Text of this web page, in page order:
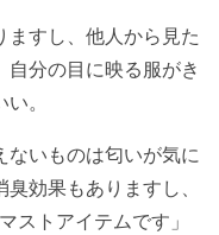
ますし、他人から見た
分の目に映る服がき
。
ないものは匂いが気に
効果もありますし、
ストアイテムです」